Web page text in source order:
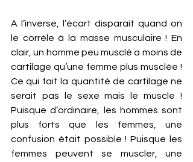
A l’inverse, l’écart disparait quand on
le corrèle à la masse musculaire ! En
clair, un homme peu musclé a moins de
cartilage qu’une femme plus musclée !
Ce qui fait la quantité de cartilage ne
serait pas le sexe mais le muscle !
Puisque d’ordinaire, les hommes sont
plus forts que les femmes, une
confusion était possible ! Puisque les
femmes peuvent se muscler, une